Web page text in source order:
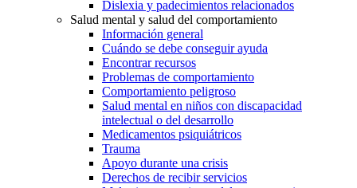
Dislexia y padecimientos relacionados
Salud mental y salud del comportamiento
Información general
Cuándo se debe conseguir ayuda
Encontrar recursos
Problemas de comportamiento
Comportamiento peligroso
Salud mental en niños con discapacidad
intelectual o del desarrollo
Medicamentos psiquiátricos
Trauma
Apoyo durante una crisis
Derechos de recibir servicios